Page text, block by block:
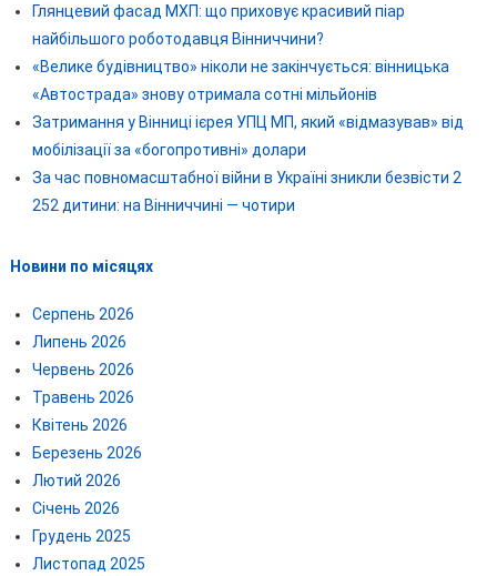
Глянцевий фасад МХП: що приховує красивий піар
найбільшого роботодавця Вінниччини?
«Велике будівництво» ніколи не закінчується: вінницька
«Автострада» знову отримала сотні мільйонів
Затримання у Вінниці ієрея УПЦ МП, який «відмазував» від
мобілізації за «богопротивні» долари
За час повномасштабної війни в Україні зникли безвісти 2
252 дитини: на Вінниччині — чотири
Новини по місяцях
Серпень 2026
Липень 2026
Червень 2026
Травень 2026
Квітень 2026
Березень 2026
Лютий 2026
Січень 2026
Грудень 2025
Листопад 2025